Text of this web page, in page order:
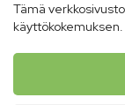
Copyright © Vins
Tämä